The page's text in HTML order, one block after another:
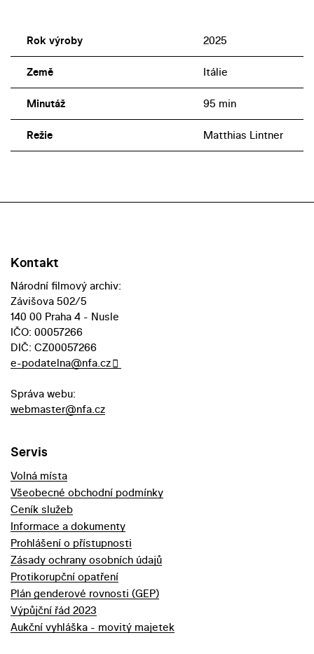
Rok výroby 2025
Země Itálie
Minutáž 95 min
Režie Matthias Lintner
Kontakt
Národní filmový archiv:
Závišova 502/5
140 00 Praha 4 - Nusle
IČO: 00057266
DIČ: CZ00057266
e-podatelna@nfa.cz
Správa webu:
webmaster@nfa.cz
Servis
Volná místa
Všeobecné obchodní podmínky
Ceník služeb
Informace a dokumenty
Prohlášení o přístupnosti
Zásady ochrany osobních údajů
Protikorupční opatření
Plán genderové rovnosti (GEP)
Výpůjční řád 2023
Aukční vyhláška - movitý majetek